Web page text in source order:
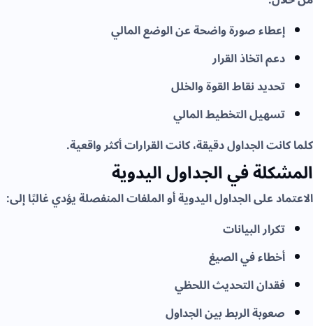
إعطاء صورة واضحة عن الوضع المالي
دعم اتخاذ القرار
تحديد نقاط القوة والخلل
تسهيل التخطيط المالي
كلما كانت الجداول دقيقة، كانت القرارات أكثر واقعية.
المشكلة في الجداول اليدوية
الاعتماد على الجداول اليدوية أو الملفات المنفصلة يؤدي غالبًا إلى:
تكرار البيانات
أخطاء في الصيغ
فقدان التحديث اللحظي
صعوبة الربط بين الجداول